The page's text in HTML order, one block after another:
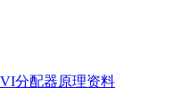
分配器原理资料